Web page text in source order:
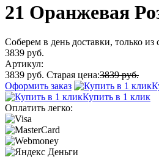
21 Оранжевая
Соберем в день доставки, только
3839 руб.
Артикул:
3839 руб. Старая цена:3839 руб.
Оформить заказ
Купить в 1 клик
Оплатить легко: